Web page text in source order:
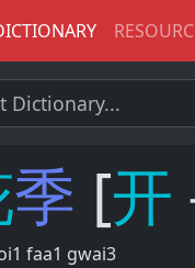
季 [开
faa1 gwai3